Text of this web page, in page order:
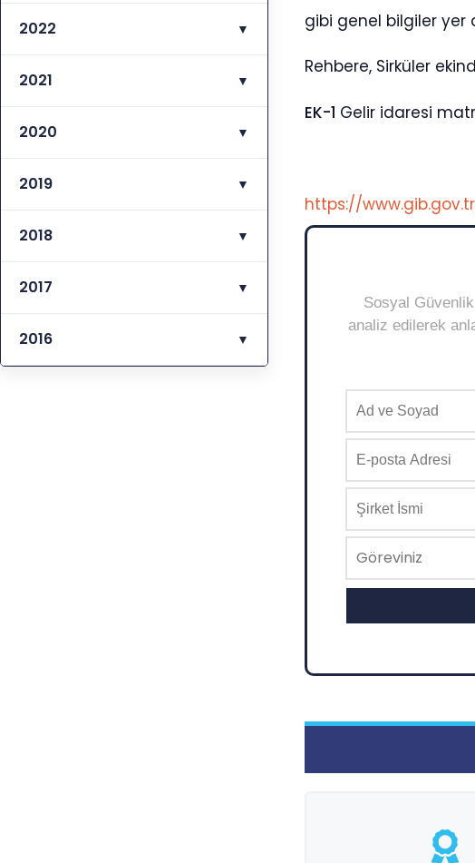
gibi genel bilgiler yer
Rehbere, Sirküler
EK-1 Gelir idaresi
https://
Sosyal
analiz edilerek
2022 ▼
2021 ▼
2020 ▼
2019 ▼
2018 ▼
2017 ▼
2016 ▼